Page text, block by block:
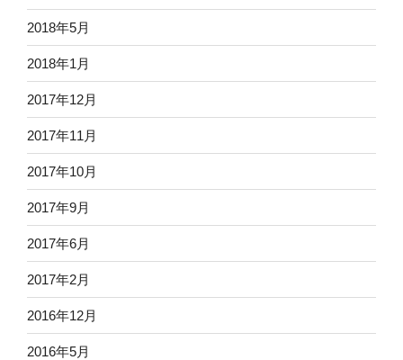
2018年5月
2018年1月
2017年12月
2017年11月
2017年10月
2017年9月
2017年6月
2017年2月
2016年12月
2016年5月